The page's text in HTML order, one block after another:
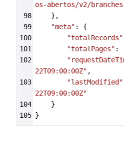
os-abertos/v2/
98
},
99
"meta" : {
100
"totalRecords"
101
"totalPages" :
102
22T09:00:00Z" ,
103
"lastModified"
22T09:00:00Z"
104
}
105 }